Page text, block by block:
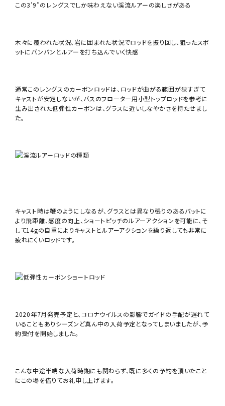
この3’9”のレングスでしか味わえない渓流ルアーの楽しさがある
木々に覆われた状況、岩に囲まれた状況でロッドを振り回し、狙ったスポ
ットにバンバンとルアーを打ち込んでいく快感
通常このレングスのカーボンロッドは、ロッドが曲がる範囲が狭すぎて
キャストが安定しないが、バスのフローター用小型トップロッドを参考に
生み出された低弾性カーボンは、グラスに近いしなやかさを持たせまし
た。
キャスト時は鞭のようにしなるが、グラスとは異なり張りのあるバットに
より飛距離、感度の向上、ショートピッチのルアーアクションを可能に、そ
して14gの自重によりキャストとルアーアクションを繰り返しても非常に
疲れにくいロッドです。
2020年7月発売予定と、コロナウイルスの影響でガイドの手配が遅れて
いることもありシーズンど真ん中の入荷予定となってしまいましたが、予
約受付を開始しました。
こんな中途半端な入荷時期にも関わらず、既に多くの予約を頂いたこと
にこの場を借りてお礼申し上げます。